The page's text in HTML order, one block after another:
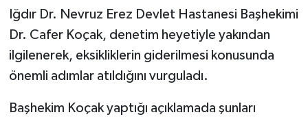
Iğdır Dr. Nevruz Erez Devlet Hastanesi Başhekimi
Dr. Cafer Koçak, denetim heyetiyle yakından
ilgilenerek, eksikliklerin giderilmesi konusunda
önemli adımlar atıldığını vurguladı.
Başhekim Koçak yaptığı açıklamada şunları